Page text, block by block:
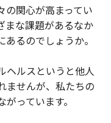
の関心が高まってい
まな課題があるなか
るのでしょうか。
ヘルスというと他人
ませんが、私たちの
っています。